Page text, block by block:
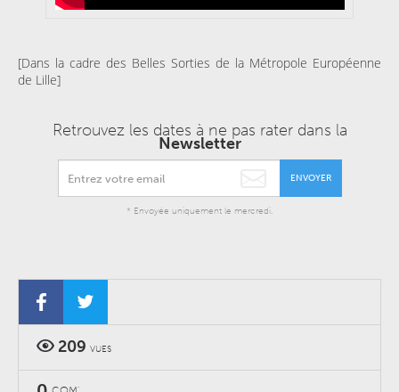
[Dans la cadre des Belles Sorties de la Métropole Européenne
de Lille]
Retrouvez les dates à ne pas rater dans la
Newsletter
ENVOYER
* Envoyée uniquement le mercredi.
209 VUES